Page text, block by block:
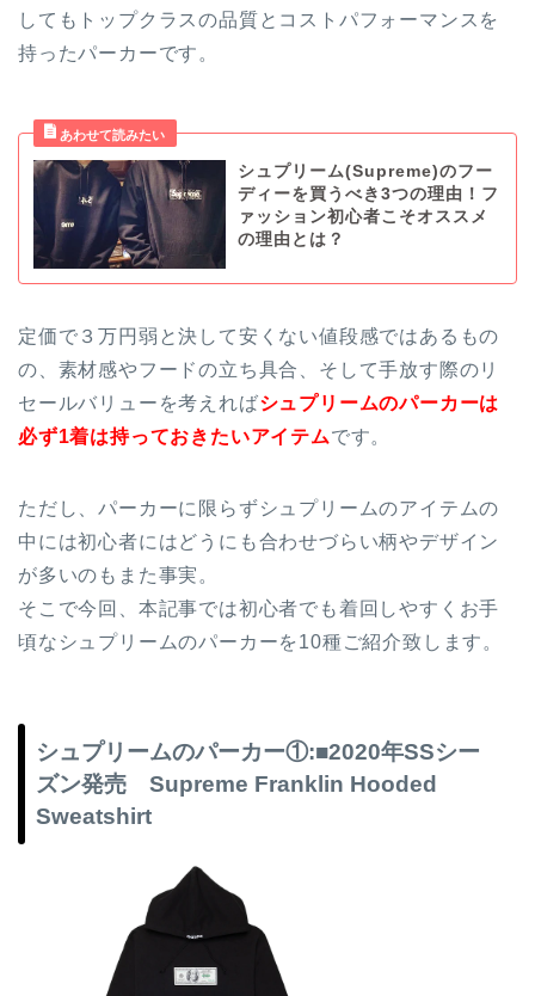
してもトップクラスの品質とコストパフォーマンスを
持ったパーカーです。
シュプリーム(Supreme)のフー
ディーを買うべき3つの理由！フ
ァッション初心者こそオススメ
の理由とは？
定価で３万円弱と決して安くない値段感ではあるもの
の、素材感やフードの立ち具合、そして手放す際のリ
セールバリューを考えればシュプリームのパーカーは
必ず1着は持っておきたいアイテムです。
ただし、パーカーに限らずシュプリームのアイテムの
中には初心者にはどうにも合わせづらい柄やデザイン
が多いのもまた事実。
そこで今回、本記事では初心者でも着回しやすくお手
頃なシュプリームのパーカーを10種ご紹介致します。
シュプリームのパーカー①:■2020年SSシー
ズン発売 Supreme Franklin Hooded
Sweatshirt